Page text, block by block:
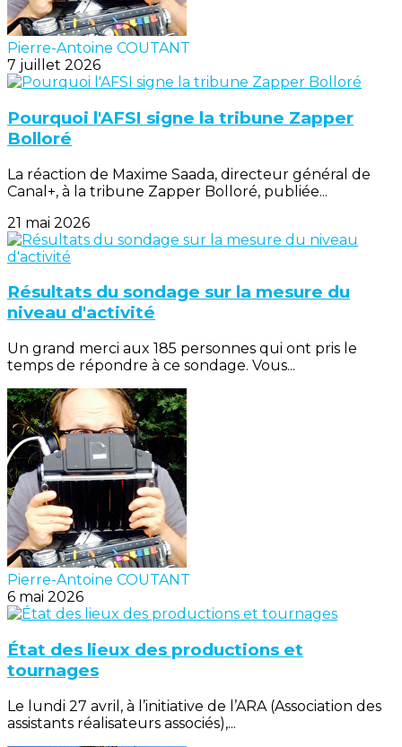
Pierre-Antoine COUTANT
7 juillet 2026
Pourquoi l'AFSI signe la tribune Zapper
Bolloré
La réaction de Maxime Saada, directeur général de
Canal+, à la tribune Zapper Bolloré, publiée...
21 mai 2026
Résultats du sondage sur la mesure du
niveau d'activité
Un grand merci aux 185 personnes qui ont pris le
temps de répondre à ce sondage. Vous...
Pierre-Antoine COUTANT
6 mai 2026
État des lieux des productions et
tournages
Le lundi 27 avril, à l’initiative de l’ARA (Association des
assistants réalisateurs associés),...